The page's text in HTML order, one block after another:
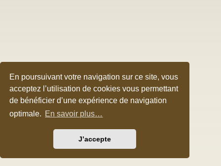
En poursuivant votre navigation sur ce site, vous
acceptez l’utilisation de cookies vous permettant
de bénéficier d’une expérience de navigation
optimale. En savoir plus…
J’accepte